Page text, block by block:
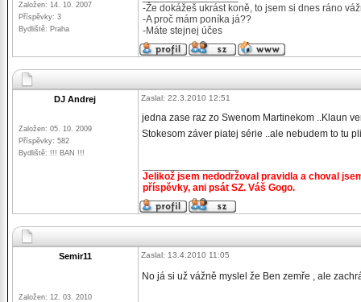
Založen: 14. 10. 2007
Příspěvky: 3
Bydliště: Praha
-Že dokážeš ukrást koně, to jsem si dnes ráno
-A proč mám poníka já??
-Máte stejnej účes
DJ Andrej
Založen: 05. 10. 2009
Příspěvky: 582
Bydliště: !!! BAN !!!
Zaslal: 22.3.2010 12:51
jedna zase raz zo Swenom Martinekom ..Klaun
Stokesom záver piatej série ..ale nebudem to tu
Jelikož jsem nedodržoval pravidla a choval
příspěvky, ani psát SZ. Váš Gogo.
Semir11
Založen: 12. 03. 2010
Zaslal: 13.4.2010 11:05
No já si už vážně myslel že Ben zemře , ale